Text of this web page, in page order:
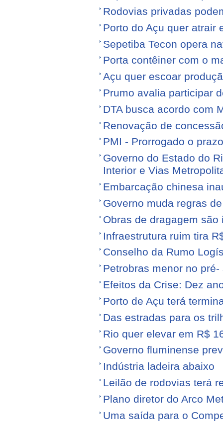
Rodovias privadas
Porto do Açu quer atrair
Sepetiba Tecon opera
Porta contêiner com o
Açu quer escoar
Prumo avalia participar
DTA busca acordo com
Renovação de
PMI - Prorrogado o
Governo do Estado do
Interior e Vias
Embarcação chinesa
Governo muda regras
Obras de dragagem
Infraestrutura ruim tira
Conselho da Rumo
Petrobras menor no pré-
Efeitos da Crise: Dez
Porto de Açu terá
Das estradas para os
Rio quer elevar em R$
Governo fluminense
Indústria ladeira abaixo
Leilão de rodovias terá
Plano diretor do Arco
Uma saída para o